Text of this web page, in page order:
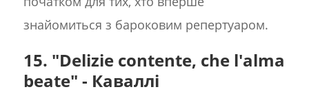
знайомиться з бароковим репертуаром.
15. "Delizie contente, che l'alma
beate" - Каваллі